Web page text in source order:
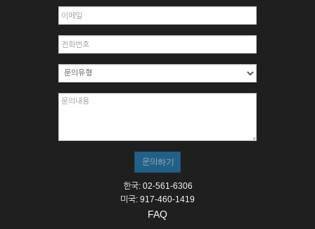
6. 이용자가 영업활동 또는 부정한 용도로 본 서비스를 이용할
7. 회사의 정보를 사전 승낙 없이 전재, 변조, 복사하여 이용하
8. 기타 회사가 정한 제반 사항을 위반하며 신청하는 경우
제5조 (서비스의 이용 및 중지)
② 시스템 점검, 교체 및 고장, 기술적인 이유, 국가비상사태, 정
스가 불가능할 경우 회사는 사전 공지나 예고 없이 서비스의 전
부 또는 일부를 일시적 또는 영구적으로 중지할 수 있습니다.
③ 기타 회사는 서비스를 제공할 수 없는 합당한 사유가 발생한
④ 회사는 제 2항 및 제 3항의 사유로 서비스의 제공이 일시적
한국: 02-561-6306
미국: 917-460-1419
FAQ